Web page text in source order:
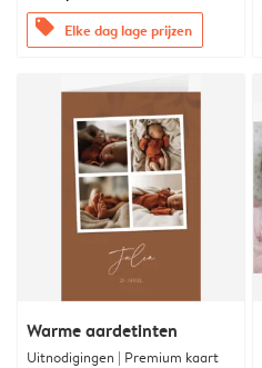
offers Elke dag lage prijzen
Warme aardetinten
Uitnodigingen | Premium kaart